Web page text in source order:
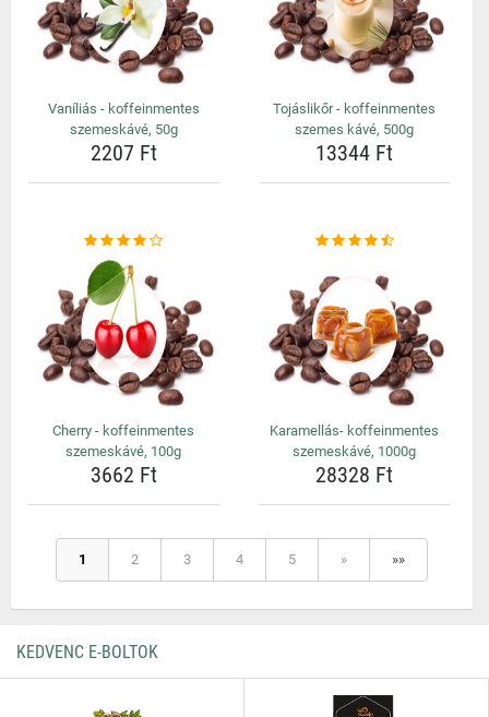
Vaníliás - koffeinmentes
szemeskávé, 50g
2207 Ft
Tojáslikőr - koffeinmentes
szemes kávé, 500g
13344 Ft
Cherry - koffeinmentes
szemeskávé, 100g
3662 Ft
Karamellás- koffeinmentes
szemeskávé, 1000g
28328 Ft
1 2 3 4 5 » »»
KEDVENC E-BOLTOK